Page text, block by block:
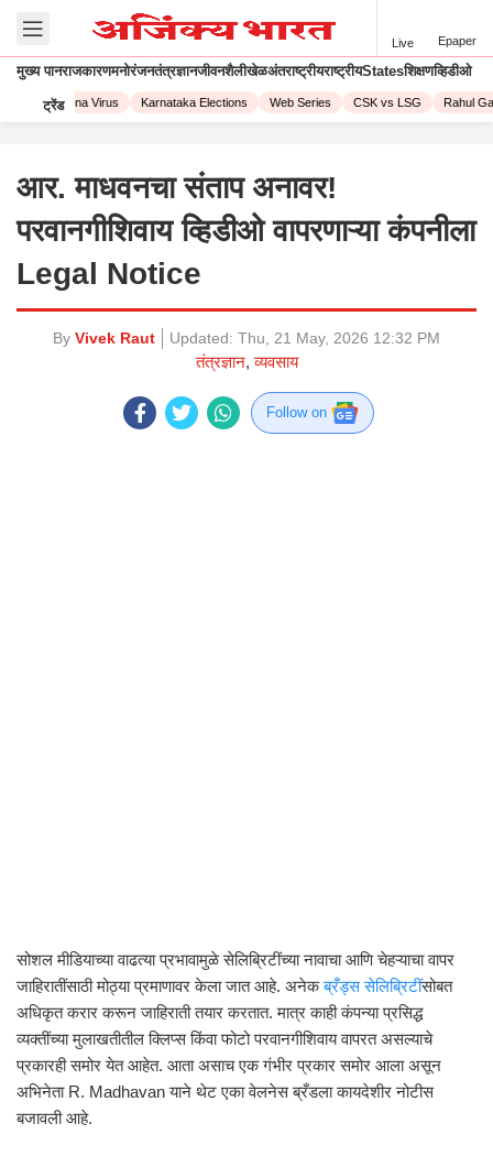
Live Epaper
मुख्य पानराजकारणमनोरंजनतंत्रज्ञानजीवनशैलीखेळअंतराष्ट्रीयराष्ट्रीयStatesशिक्षणव्हिडीओ
ट्रेंड
Corona Virus Karnataka Elections Web Series CSK vs LSG Rahul
आर. माधवनचा संताप अनावर!
परवानगीशिवाय व्हिडीओ वापरणाऱ्या कंपनीला
Legal Notice
By Vivek Raut Updated: Thu, 21 May, 2026 12:32 PM
तंत्रज्ञान,व्यवसाय
Follow on
सोशल मीडियाच्या वाढत्या प्रभावामुळे सेलिब्रिटींच्या नावाचा आणि चेहऱ्याचा वापर
जाहिरातींसाठी मोठ्या प्रमाणावर केला जात आहे. अनेकब्रँड्स सेलिब्रिटींसोबत
अधिकृत करार करून जाहिराती तयार करतात. मात्र काही कंपन्या प्रसिद्ध
व्यक्तींच्या मुलाखतीतील क्लिप्स किंवा फोटो परवानगीशिवाय वापरत असल्याचे
प्रकारही समोर येत आहेत. आता असाच एक गंभीर प्रकार समोर आला असून
अभिनेता R. Madhavanयाने थेट एका वेलनेस ब्रँडला कायदेशीर नोटीस
बजावली आहे.